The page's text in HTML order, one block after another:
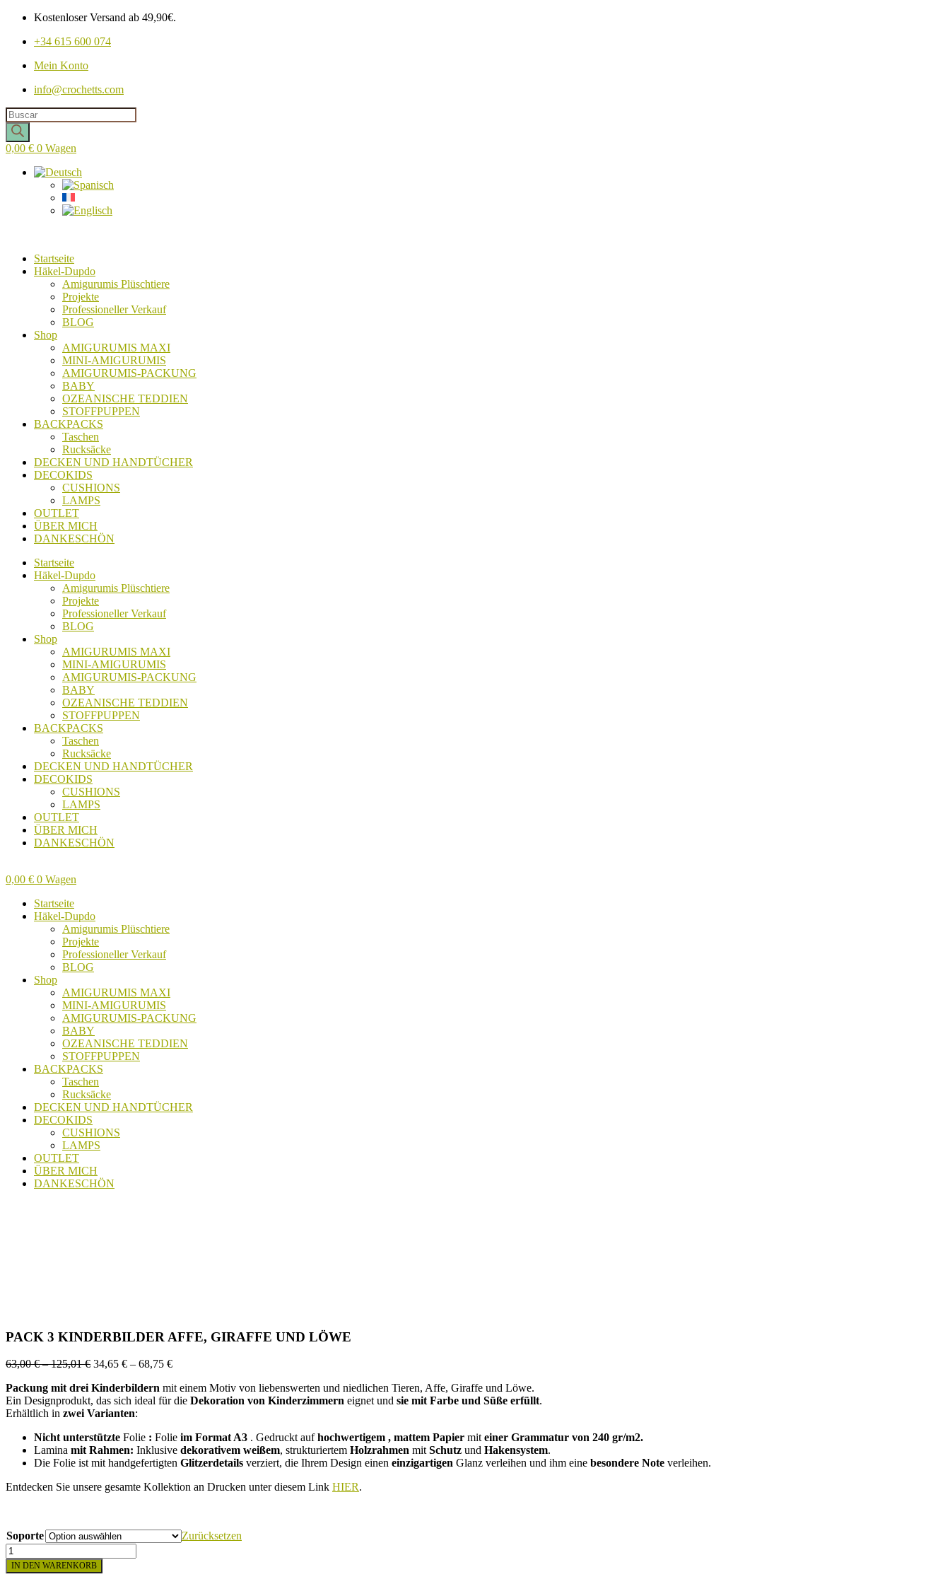
Kostenloser Versand ab 49,90€.
+34 615 600 074
Mein Konto
info@crochetts.com
Produkte
suchen
0,00 € 0 Wagen
Startseite
Häkel-Dupdo
Amigurumis Plüschtiere
Projekte
Professioneller Verkauf
BLOG
Shop
AMIGURUMIS MAXI
MINI-AMIGURUMIS
AMIGURUMIS-PACKUNG
BABY
OZEANISCHE TEDDIEN
STOFFPUPPEN
BACKPACKS
Taschen
Rucksäcke
DECKEN UND HANDTÜCHER
DECOKIDS
CUSHIONS
LAMPS
OUTLET
ÜBER MICH
DANKESCHÖN
Startseite
Häkel-Dupdo
Amigurumis Plüschtiere
Projekte
Professioneller Verkauf
BLOG
Shop
AMIGURUMIS MAXI
MINI-AMIGURUMIS
AMIGURUMIS-PACKUNG
BABY
OZEANISCHE TEDDIEN
STOFFPUPPEN
BACKPACKS
Taschen
Rucksäcke
DECKEN UND HANDTÜCHER
DECOKIDS
CUSHIONS
LAMPS
OUTLET
ÜBER MICH
DANKESCHÖN
0,00 € 0 Wagen
Startseite
Häkel-Dupdo
Amigurumis Plüschtiere
Projekte
Professioneller Verkauf
BLOG
Shop
AMIGURUMIS MAXI
MINI-AMIGURUMIS
AMIGURUMIS-PACKUNG
BABY
OZEANISCHE TEDDIEN
STOFFPUPPEN
BACKPACKS
Taschen
Rucksäcke
DECKEN UND HANDTÜCHER
DECOKIDS
CUSHIONS
LAMPS
OUTLET
ÜBER MICH
DANKESCHÖN
PACK 3 KINDERBILDER AFFE, GIRAFFE UND LÖWE
63,00€ –125,01€Preisspanne:
bis
125,01 €
34,65 € – 68,75 €Preisspanne:
bis
68,75 €
Packung mit drei Kinderbildern mit einem Motiv von liebenswerten und niedlichen Tieren, Affe, Giraffe und Löwe.
Ein Designprodukt, das sich ideal für die Dekoration von Kinderzimmern eignet und sie mit Farbe und Süße erfüllt.
Erhältlich in zwei Varianten:
Nicht unterstützte Folie : Folie im Format A3 . Gedruckt aufhochwertigem , mattem Papier miteiner Grammatur von 240 gr/m2.
Lamina mit Rahmen: Inklusive dekorativem weißem, strukturiertem Holzrahmen mitSchutz und Hakensystem.
Die Folie ist mit handgefertigten Glitzerdetails verziert, die Ihrem Design einen einzigartigen Glanz verleihen und ihm eine besondere Note verleihen.
Entdecken Sie unsere gesamte Kollektion an Drucken unter diesem Link HIER.
Soporte
Zurücksetzen
PACK
3
KINDERBILDER
IN DEN WARENKORB